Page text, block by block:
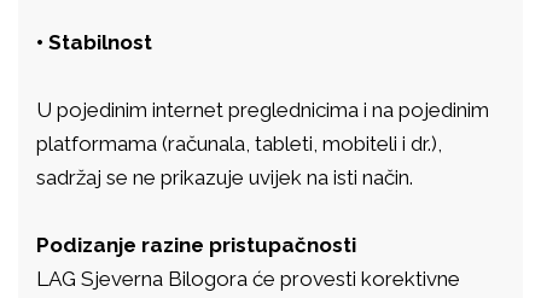
• Stabilnost
U pojedinim internet preglednicima i na pojedinim
platformama (računala, tableti, mobiteli i dr.),
sadržaj se ne prikazuje uvijek na isti način.
Podizanje razine pristupačnosti
LAG Sjeverna Bilogora će provesti korektivne